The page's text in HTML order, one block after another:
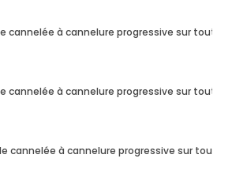
cannelée à cannelure progressive sur toute
cannelée à cannelure progressive sur toute
cannelée à cannelure progressive sur toute